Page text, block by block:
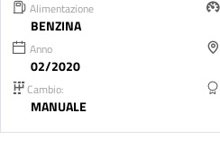
Alimentazione
BENZINA
Anno
02/2020
Cambio:
MANUALE